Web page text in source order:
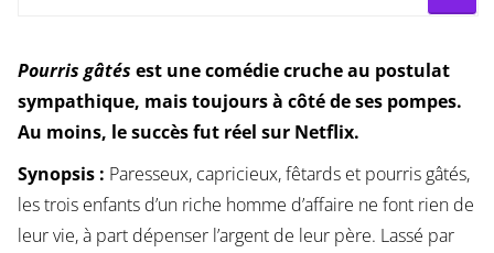
Pourris gâtés est une comédie cruche au postulat
sympathique, mais toujours à côté de ses pompes.
Au moins, le succès fut réel sur Netflix.
Synopsis : Paresseux, capricieux, fêtards et pourris gâtés,
les trois enfants d’un riche homme d’affaire ne font rien de
leur vie, à part dépenser l’argent de leur père. Lassé par